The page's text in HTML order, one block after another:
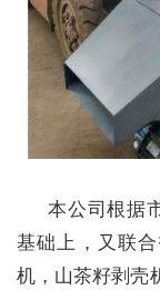
本公司根据
基础上，又联
机，山茶籽剥壳